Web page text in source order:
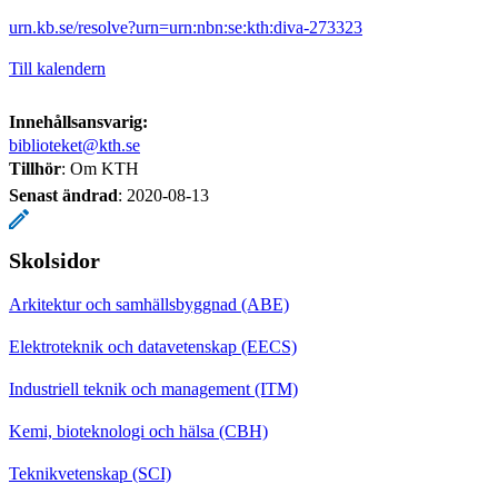
urn.kb.se/resolve?urn=urn:nbn:se:kth:diva-273323
Till kalendern
Innehållsansvarig:
biblioteket@kth.se
Tillhör: Om KTH
Senast ändrad: 2020-08-13
Skolsidor
Arkitektur och samhällsbyggnad (ABE)
Elektroteknik och datavetenskap (EECS)
Industriell teknik och management (ITM)
Kemi, bioteknologi och hälsa (CBH)
Teknikvetenskap (SCI)